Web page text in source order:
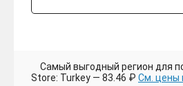
Самый выгодный регион для
Store: Turkey — 83.46 ₽ См. цены